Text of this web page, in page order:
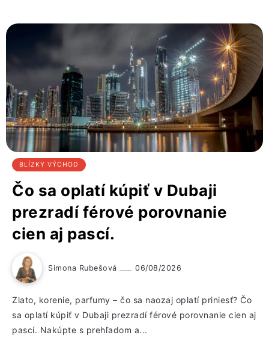
BLÍZKY VÝCHOD
Čo sa oplatí kúpiť v Dubaji
prezradí férové porovnanie
cien aj pascí.
Simona Rubešová 06/08/2026
Zlato, korenie, parfumy – čo sa naozaj oplatí priniesť? Čo
sa oplatí kúpiť v Dubaji prezradí férové porovnanie cien aj
pascí. Nakúpte s prehľadom a...